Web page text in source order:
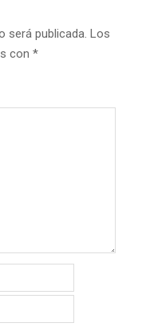
será publicada. Los
con *